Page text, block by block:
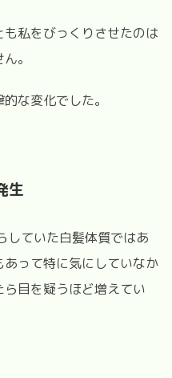
私をびっくりさせたのは
。
な変化でした。
生
していた白髪体質ではあ
って特に気にしていなか
目を疑うほど増えてい